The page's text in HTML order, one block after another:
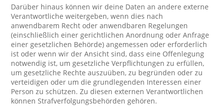
Darüber hinaus können wir deine Daten an andere externe
Verantwortliche weitergeben, wenn dies nach
anwendbarem Recht oder anwendbaren Regelungen
(einschließlich einer gerichtlichen Anordnung oder Anfrage
einer gesetzlichen Behörde) angemessen oder erforderlich
ist oder wenn wir der Ansicht sind, dass eine Offenlegung
notwendig ist, um gesetzliche Verpflichtungen zu erfüllen,
um gesetzliche Rechte auszuüben, zu begründen oder zu
verteidigen oder um die grundlegenden Interessen einer
Person zu schützen. Zu diesen externen Verantwortlichen
können Strafverfolgungsbehörden gehören.